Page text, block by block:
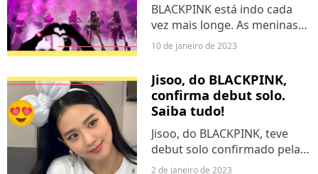
BLACKPINK está indo cada
vez mais longe. As meninas
estão provando serem
verdadeiros fenômenos
mundiais e o novo passo que
deram fez com que elas
entrassem para a história.
Isso porque...
10 de janeiro de 2023
Jisoo, do BLACKPINK,
confirma debut solo.
Saiba tudo!
Jisoo, do BLACKPINK, teve
debut solo confirmado pela
YG, nesta segunda-feira (2). A
2 de janeiro de 2023